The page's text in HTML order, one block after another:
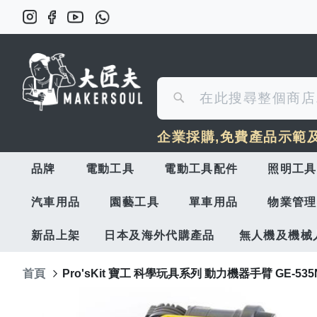
尋
搜
尋
企業採購,免費產品示範
品牌 電動工具 電動工具配件 照明工具
汽車用品 園藝工具 單車用品 物業管
新品上架 日本及海外代購產品 無人機及機械
首頁 Pro'sKit 寶工 科學玩具系列 動力機器手臂 GE-